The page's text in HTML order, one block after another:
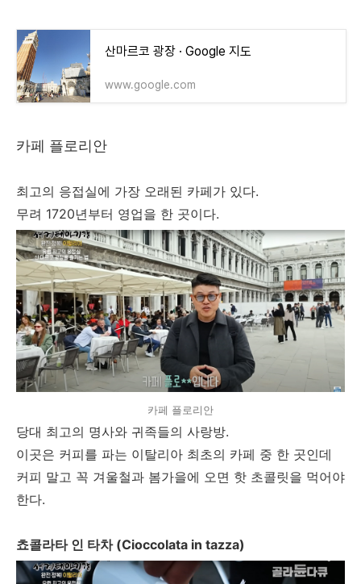
산마르코 광장 · Google 지도
www.google.com
카페 플로리안
최고의 응접실에 가장 오래된 카페가 있다.
무려 1720년부터 영업을 한 곳이다.
카페 플로리안
당대 최고의 명사와 귀족들의 사랑방.
이곳은 커피를 파는 이탈리아 최초의 카페 중 한 곳인데
커피 말고 꼭 겨울철과 봄가을에 오면 핫 초콜릿을 먹어야
한다.
쵸콜라타 인 타차 (Cioccolata in tazza)